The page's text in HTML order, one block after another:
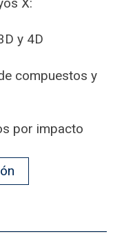
y 4D
compuestos y
por impacto